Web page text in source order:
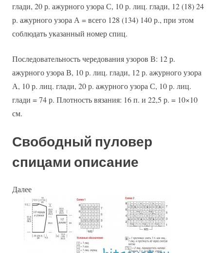
глади, 20 р. ажурного узора С, 10 р. лиц. глади, 12 (18) 24
р. ажурного узора А = всего 128 (134) 140 р., при этом
соблюдать указанный номер спиц.
Последовательность чередования узоров В: 12 р.
ажурного узора В, 10 р. лиц. глади, 12 р. ажурного узора
А, 10 р. лиц. глади, 20 р. ажурного узора С, 10 р. лиц.
глади = 74 р. Плотность вязания: 16 п. и 22,5 р. = 10×10
см.
Свободный пуловер
спицами описание
Далее